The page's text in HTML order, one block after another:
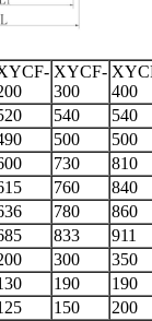
XYCF-
300
400
540
540
500
500
730
810
760
840
780
860
833
911
300
350
190
190
150
200